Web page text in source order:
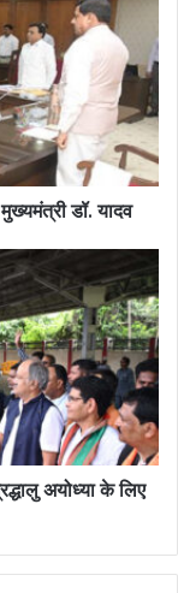
डॉ. यादव
अयोध्या के लिए